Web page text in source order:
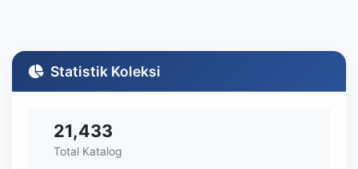
Statistik Koleksi
21,433
Total Katalog